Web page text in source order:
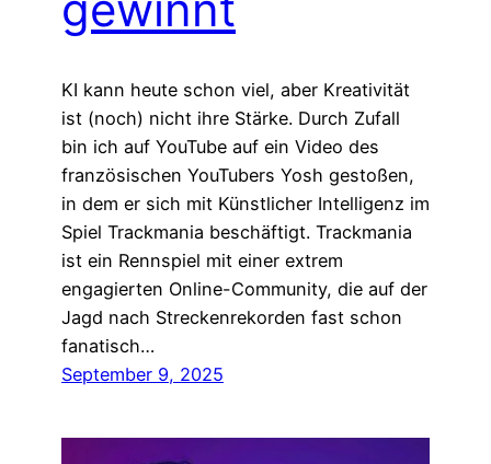
KI kann heute schon viel, aber Kreativität
ist (noch) nicht ihre Stärke. Durch Zufall
bin ich auf YouTube auf ein Video des
französischen YouTubers Yosh gestoßen,
in dem er sich mit Künstlicher Intelligenz im
Spiel Trackmania beschäftigt. Trackmania
ist ein Rennspiel mit einer extrem
engagierten Online-Community, die auf der
Jagd nach Streckenrekorden fast schon
fanatisch…
September 9, 2025